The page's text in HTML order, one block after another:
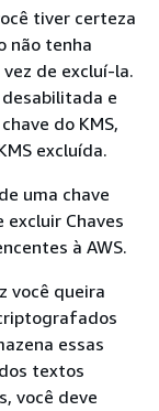
tiver certeza
não tenha
vez de excluí-la.
e
do KMS,
excluída.
uma chave
excluir Chaves
à AWS.
você queira
essas
textos
você deve